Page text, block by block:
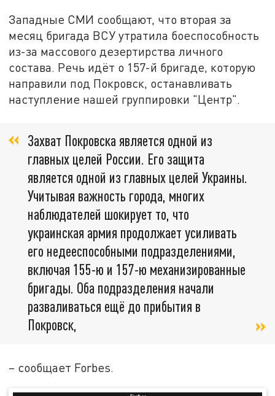
Западные СМИ сообщают, что вторая за
месяц бригада ВСУ утратила боеспособность
из-за массового дезертирства личного
состава. Речь идёт о 157-й бригаде, которую
направили под Покровск, останавливать
наступление нашей группировки "Центр".
Захват Покровска является одной из
главных целей России. Его защита
является одной из главных целей Украины.
Учитывая важность города, многих
наблюдателей шокирует то, что
украинская армия продолжает усиливать
его недееспособными подразделениями,
включая 155-ю и 157-ю механизированные
бригады. Оба подразделения начали
разваливаться ещё до прибытия в
Покровск,
– сообщает Forbes.